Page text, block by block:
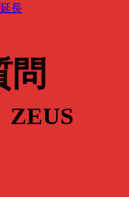
長
問
ZEUS